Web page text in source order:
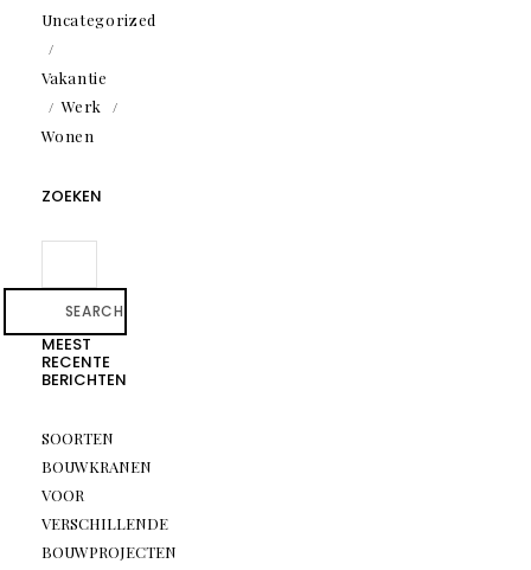
Uncategorized
Vakantie
Werk
Wonen
ZOEKEN
SEARCH
MEEST
RECENTE
BERICHTEN
SOORTEN
BOUWKRANEN
VOOR
VERSCHILLENDE
BOUWPROJECTEN